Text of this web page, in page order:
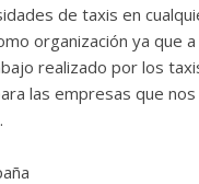
de taxis en
organización ya que
realizado por los
las empresas que